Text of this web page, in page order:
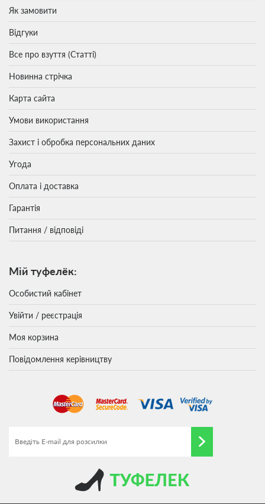
Як замовити
Відгуки
Все про взуття (Статті)
Новинна стрічка
Карта сайта
Умови використання
Захист і обробка персональних даних
Угода
Оплата і доставка
Гарантія
Питання / відповіді
Мій туфелёк:
Особистий кабінет
Увійти / реєстрація
Моя корзина
Повідомлення керівництву